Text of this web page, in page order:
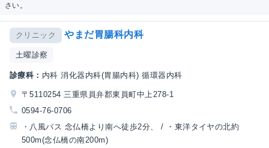
さい。
クリニック やまだ胃腸科内科
土曜診察
診療科： 内科 消化器内科(胃腸内科) 循環器内科
〒5110254 三重県員弁郡東員町中上278-1
0594-76-0706
・八風バス 念仏橋より南へ徒歩2分、 / ・東洋タイヤの北約
500m(念仏橋の南200m)